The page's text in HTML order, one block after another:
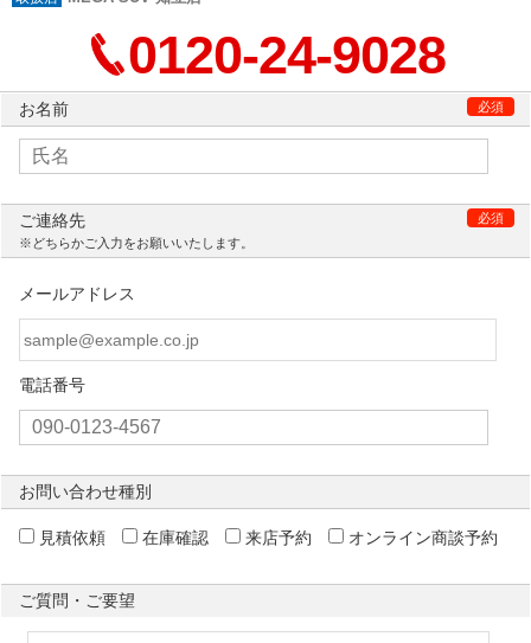
0120-24-9028
お名前 必須
ご連絡先
必須
※どちらかご入力をお願いいたします。
メールアドレス
電話番号
お問い合わせ種別
見積依頼 在庫確認 来店予約 オンライン商談予約
ご質問・ご要望